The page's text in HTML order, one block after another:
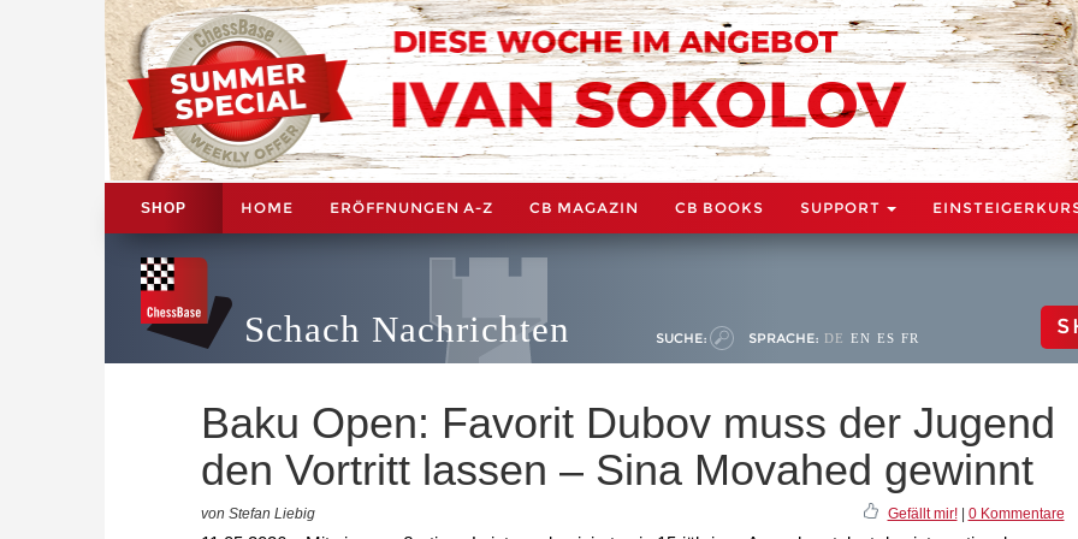
SHOP HOME ERÖFFNUNGEN A-Z CB MAGAZIN CB BOOKS SUPPORT
Schach Nachrichten SUCHE: SPRACHE: DE EN ES FR
Baku Open: Favorit Dubov muss der Jugend
den Vortritt lassen – Sina Movahed gewinnt
von Stefan Liebig Gefällt mir!| 0 Kommentare